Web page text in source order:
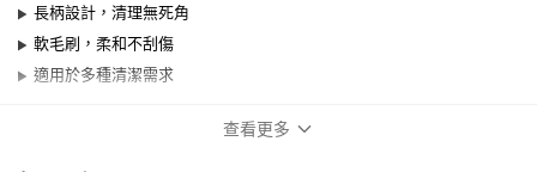
長柄設計，清理無死角
軟毛刷，柔和不刮傷
適用於多種清潔需求
查看更多